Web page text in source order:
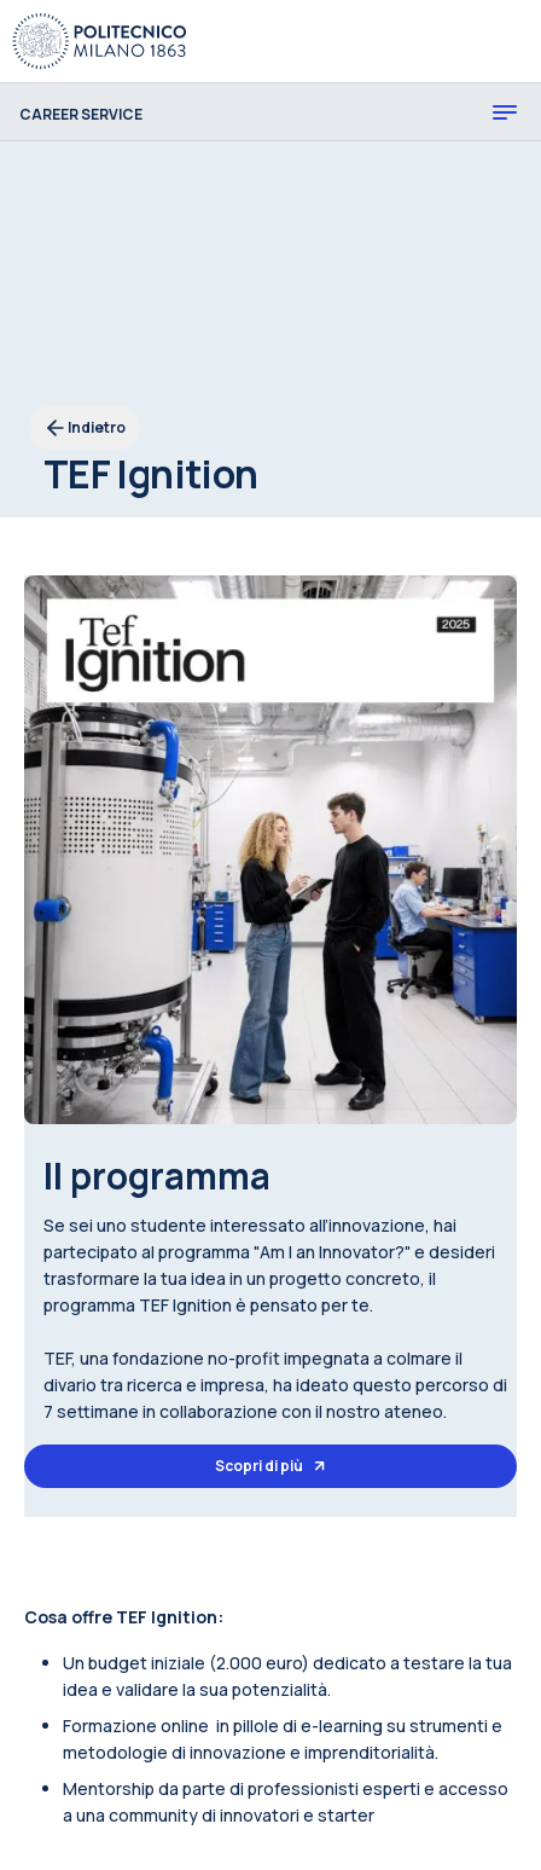
CAREER SERVICE
Indietro
TEF Ignition
Il programma
Se sei uno studente interessato all’innovazione, hai
partecipato al programma "Am I an Innovator?" e desideri
trasformare la tua idea in un progetto concreto, il
programma TEF Ignition è pensato per te.
TEF, una fondazione no-profit impegnata a colmare il
divario tra ricerca e impresa, ha ideato questo percorso di
7 settimane in collaborazione con il nostro ateneo.
Scopri di più
Cosa offre TEF Ignition:
Un budget iniziale (2.000 euro) dedicato a testare la tua
idea e validare la sua potenzialità.
Formazione online in pillole di e-learning su strumenti e
metodologie di innovazione e imprenditorialità.
Mentorship da parte di professionisti esperti e accesso
a una community di innovatori e starter